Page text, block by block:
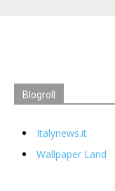
Blogroll
Italynews.it
Wallpaper Land